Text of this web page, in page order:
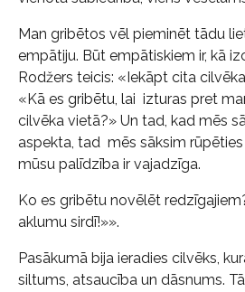
Man gribētos vēl pieminēt tādu
empātiju. Būt empātiskiem ir, kā
Rodžers teicis: «Iekāpt cita
«Kā es gribētu, lai izturas pret
cilvēka vietā?» Un tad, kad mēs
aspekta, tad mēs sāksim
mūsu palīdzība ir vajadzīga.
Ko es gribētu novēlēt
aklumu sirdī!»».
Pasākumā bija ieradies cilvēks,
siltums, atsaucība un dāsnums.